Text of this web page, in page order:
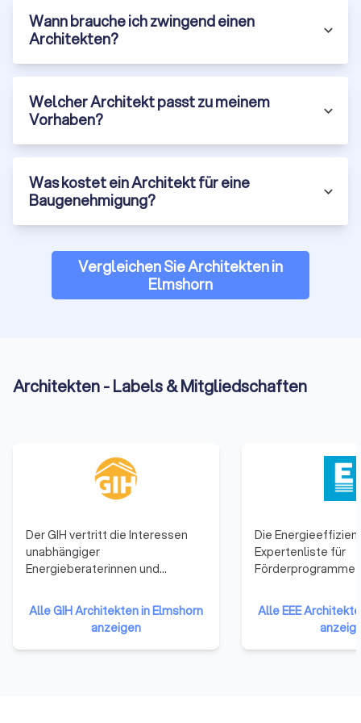
Wann brauche ich zwingend einen
Architekten?
Welcher Architekt passt zu meinem
Vorhaben?
Was kostet ein Architekt für eine
Baugenehmigung?
Vergleichen Sie Architekten in
Elmshorn
Architekten - Labels & Mitgliedschaften
Der GIH vertritt die Interessen
unabhängiger
Energieberaterinnen und
Der Bundesverband GIH e.V. ist
regional strukturiert. Als
Dachverband von 13
Mitgliedsvereinen in den
Alle GIH Architekten in Elmshorn
anzeigen
Die
Expertenliste für
Förderprogramme
nachweislich
Fachkräfte für
energieeffizientes
nachhaltiges
Alle EEE